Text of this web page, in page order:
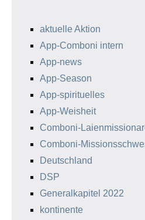
aktuelle Aktion
App-Comboni intern
App-news
App-Season
App-spirituelles
App-Weisheit
Comboni-
Comboni-
Deutschland
DSP
Generalkapitel 2022
kontinente